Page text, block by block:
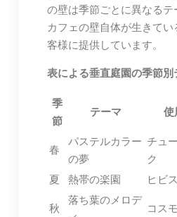
の壁は季節ごとに異なるテ
カフェの壁自体が生きて
客様に提供しています。
表による垂直庭園の季節別
季
節
テーマ 使
春
パステルカラー
の夢
チュ
ク
夏
熱帯の楽園
ヒビ
秋
落ち葉のメロデ
コス